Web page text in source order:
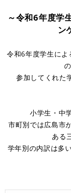
～令和6年度学
ン
令和6年度学生に
参加してくれた
小学生・中
市町別では広島市
ある
学年別の内訳は多